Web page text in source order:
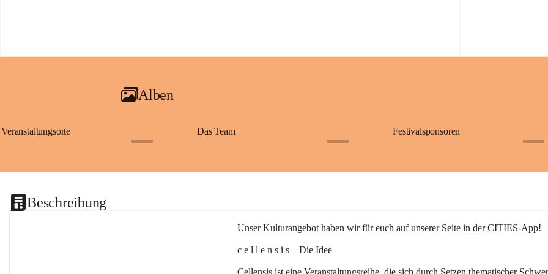
Alben
Veranstaltungsorte Das Team Festivalsponsoren
Beschreibung
Unser Kulturangebot haben wir für euch auf unserer Seite in der CITIES-App!
c e l l e n s i s – Die Idee
Cellensis ist eine Veranstaltungsreihe, die sich durch Setzen thematischer